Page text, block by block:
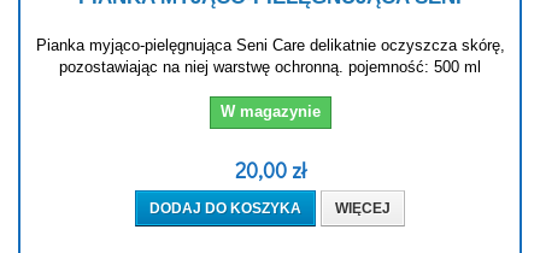
Pianka myjąco-pielęgnująca Seni Care delikatnie oczyszcza skórę,
pozostawiając na niej warstwę ochronną. pojemność: 500 ml
W magazynie
20,00 zł
DODAJ DO KOSZYKA WIĘCEJ